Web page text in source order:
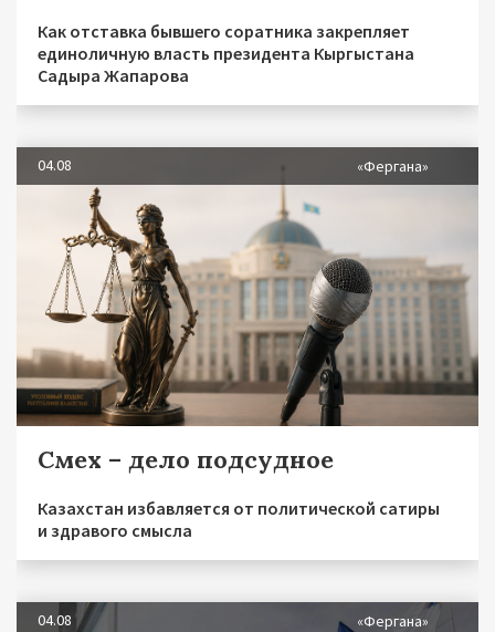
Как отставка бывшего соратника закрепляет
единоличную власть президента Кыргыстана
Садыра Жапарова
04.08 «Фергана»
Смех – дело подсудное
Казахстан избавляется от политической сатиры
и здравого смысла
04.08 «Фергана»